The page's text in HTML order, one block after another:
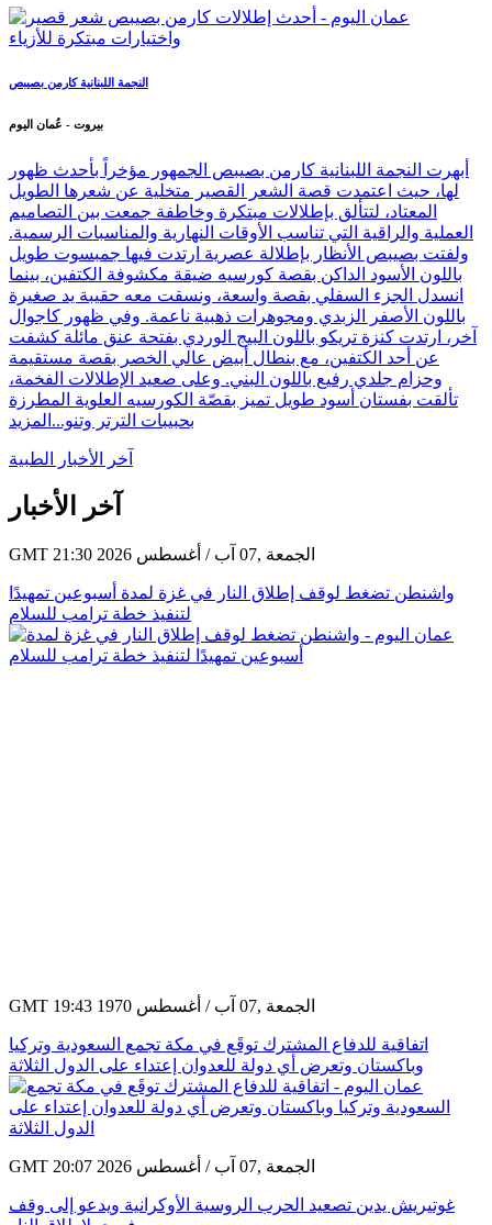
النجمة اللبنانية كارمن بصيبص
بيروت - عُمان اليوم
أبهرت النجمة اللبنانية كارمن بصيبص الجمهور مؤخراً بأحدث ظهور
لها، حيث اعتمدت قصة الشعر القصير متخلية عن شعرها الطويل
المعتاد، لتتألق بإطلالات مبتكرة وخاطفة جمعت بين التصاميم
العملية والراقية التي تناسب الأوقات النهارية والمناسبات الرسمية.
ولفتت بصيبص الأنظار بإطلالة عصرية ارتدت فيها جمبسوت طويل
باللون الأسود الداكن بقصة كورسيه ضيقة مكشوفة الكتفين، بينما
انسدل الجزء السفلي بقصة واسعة، ونسقت معه حقيبة يد صغيرة
باللون الأصفر الزبدي ومجوهرات ذهبية ناعمة. وفي ظهور كاجوال
آخر، ارتدت كنزة تريكو باللون البيج الوردي بفتحة عنق مائلة كشفت
عن أحد الكتفين، مع بنطال أبيض عالي الخصر بقصة مستقيمة
وحزام جلدي رفيع باللون البني. وعلى صعيد الإطلالات الفخمة،
تألقت بفستان أسود طويل تميز بقصّة الكورسيه العلوية المطرزة
بحبيبات الترتر وتنو... المزيد
آخر الأخبار الطبية
آخر الأخبار
GMT 21:30 2026 الجمعة ,07 آب / أغسطس
واشنطن تضغط لوقف إطلاق النار في غزة لمدة أسبوعين تمهيدًا
لتنفيذ خطة ترامب للسلام
GMT 19:43 1970 الجمعة ,07 آب / أغسطس
اتفاقية للدفاع المشترك توقَع في مكة تجمع السعودية وتركيا
وباكستان وتعرض أي دولة للعدوان إعتداء على الدول الثلاثة
GMT 20:07 2026 الجمعة ,07 آب / أغسطس
غوتيريش يدين تصعيد الحرب الروسية الأوكرانية ويدعو إلى وقف